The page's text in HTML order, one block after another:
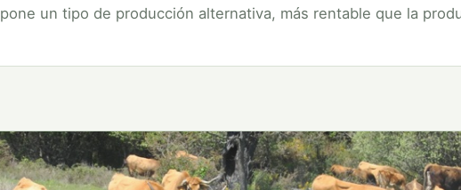
un tipo de producción alternativa, más rentable que la